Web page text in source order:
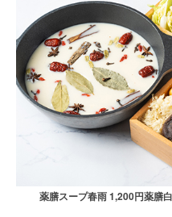
薬膳スープ春雨 1,200円薬膳